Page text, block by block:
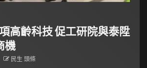
高齡科技 促工研院與泰陞
機
民生 頭條